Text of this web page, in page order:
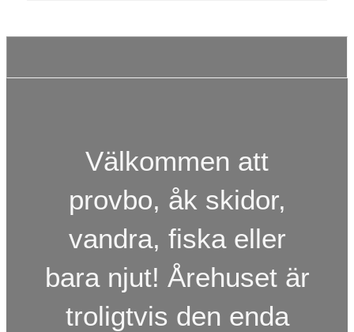
Välkommen att
provbo, åk skidor,
vandra, fiska eller
bara njut! Årehuset är
troligtvis den enda